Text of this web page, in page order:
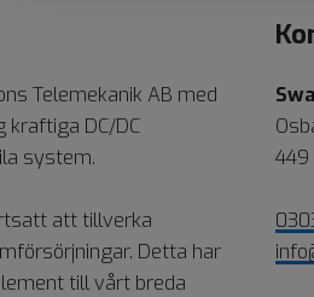
Telemekanik AB med
DC/DC
system.
att tillverka
Detta har
till vårt breda
449